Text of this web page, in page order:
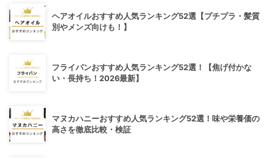
ヘアオイルおすすめ人気ランキング52選【プチプラ・髪質
別やメンズ向けも！】
フライパンおすすめ人気ランキング52選！【焦げ付かな
い・長持ち！2026最新】
マヌカハニーおすすめ人気ランキング52選！味や栄養価の
高さを徹底比較・検証